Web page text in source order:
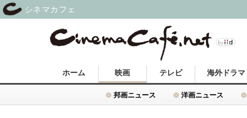
ホーム 映画
邦画ニュース 洋画ニュース
テレビ 海外ドラマ
シネマカフェ